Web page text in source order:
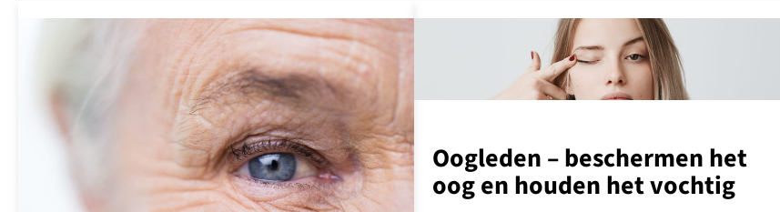
Oogleden – beschermen het
oog en houden het vochtig